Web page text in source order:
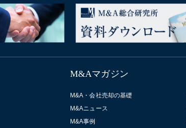
M&Aマガジン
M&A・会社売却の基礎
M&Aニュース
M&A事例